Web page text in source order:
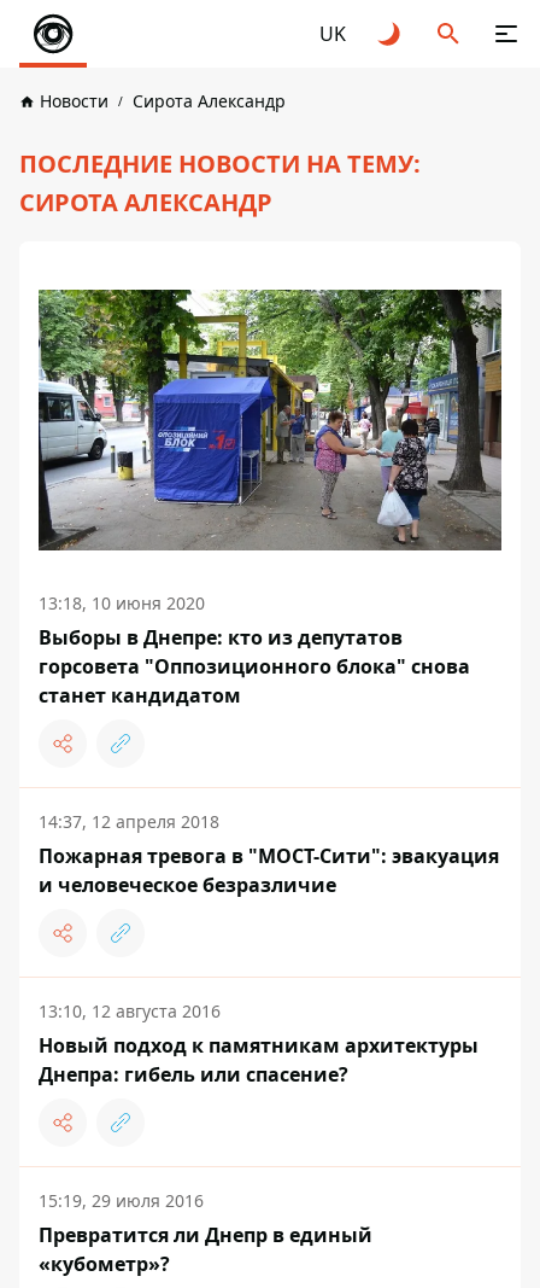
UK
Новости Сирота Александр
ПОСЛЕДНИЕ НОВОСТИ НА ТЕМУ:
СИРОТА АЛЕКСАНДР
13:18, 10 июня 2020
Выборы в Днепре: кто из депутатов
горсовета "Оппозиционного блока" снова
станет кандидатом
14:37, 12 апреля 2018
Пожарная тревога в "МОСТ-Сити": эвакуация
и человеческое безразличие
13:10, 12 августа 2016
Новый подход к памятникам архитектуры
Днепра: гибель или спасение?
15:19, 29 июля 2016
Превратится ли Днепр в единый
«кубометр»?